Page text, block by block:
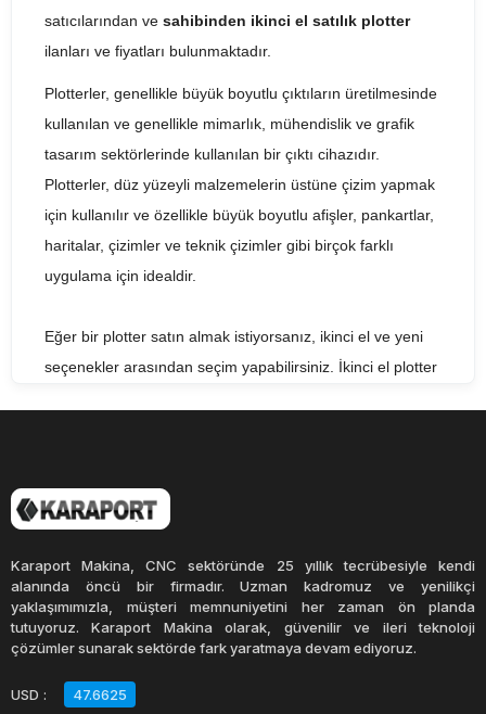
satıcılarından ve sahibinden ikinci el satılık plotter
ilanları ve fiyatları bulunmaktadır.
Plotterler, genellikle büyük boyutlu çıktıların üretilmesinde
kullanılan ve genellikle mimarlık, mühendislik ve grafik
tasarım sektörlerinde kullanılan bir çıktı cihazıdır.
Plotterler, düz yüzeyli malzemelerin üstüne çizim yapmak
için kullanılır ve özellikle büyük boyutlu afişler, pankartlar,
haritalar, çizimler ve teknik çizimler gibi birçok farklı
uygulama için idealdir.
Eğer bir plotter satın almak istiyorsanız, ikinci el ve yeni
seçenekler arasından seçim yapabilirsiniz. İkinci el plotter
ve garantili olan cihazlar sunarlar.
olabilir. Bu ilanlar, birçok farklı marka ve modeldeki
plotterler için mevcuttur ve fiyatları satıcının cihazın
durumuna ve özelliklerine göre değişebilir.
Plotter fiyatları, satın almak istediğiniz cihazın
Karaport Makina, CNC sektöründe 25 yıllık tecrübesiyle kendi
alanında öncü bir firmadır. Uzman kadromuz ve yenilikçi
yaklaşımımızla, müşteri memnuniyetini her zaman ön planda
tutuyoruz. Karaport Makina olarak, güvenilir ve ileri teknoloji
çözümler sunarak sektörde fark yaratmaya devam ediyoruz.
USD : 47.6625